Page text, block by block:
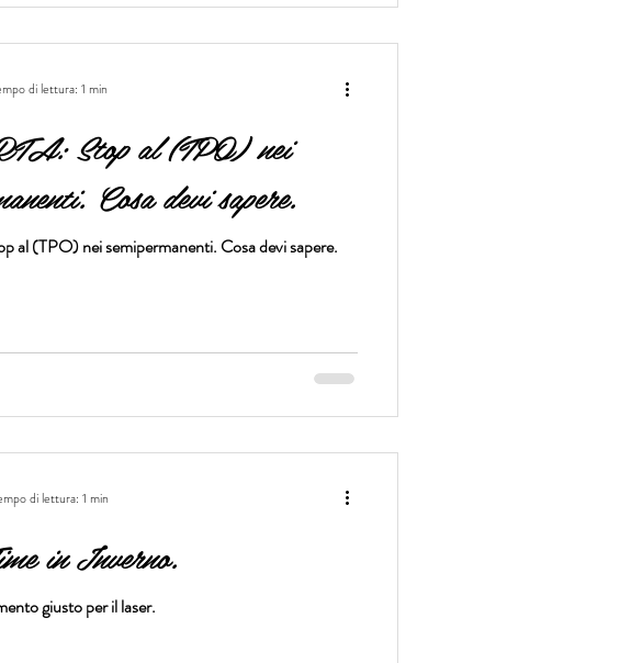
Stop al (TPO) nei
Cosa devi sapere.
al (TPO) nei semipermanenti. Cosa devi sapere.
di lettura: 1 min
in Inverno.
giusto per il laser.
di lettura: 1 min